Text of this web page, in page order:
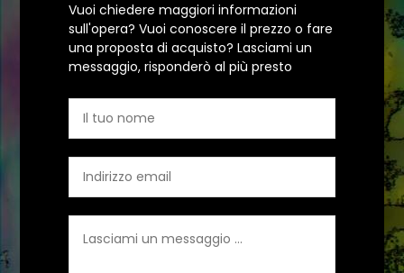
Vuoi chiedere maggiori informazioni
sull'opera? Vuoi conoscere il prezzo o fare
una proposta di acquisto? Lasciami un
messaggio, risponderò al più presto